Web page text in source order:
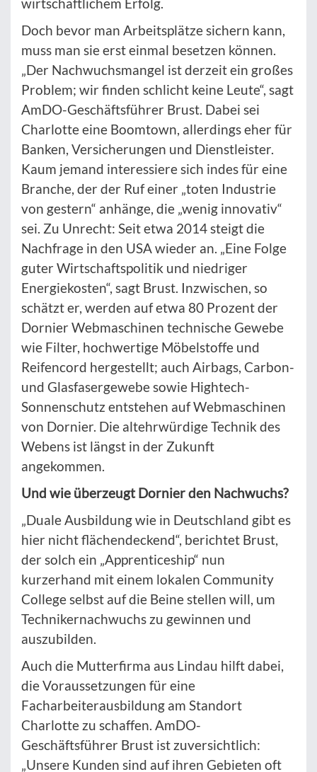
Doch bevor man Arbeitsplätze sichern kann,
muss man sie erst einmal besetzen können.
„Der Nachwuchsmangel ist derzeit ein großes
Problem; wir finden schlicht keine Leute“, sagt
AmDO-Geschäftsführer Brust. Dabei sei
Charlotte eine Boomtown, allerdings eher für
Banken, Versicherungen und Dienstleister.
Kaum jemand interessiere sich indes für eine
Branche, der der Ruf einer „toten Industrie
von gestern“ anhänge, die „wenig innovativ“
sei. Zu Unrecht: Seit etwa 2014 steigt die
Nachfrage in den USA wieder an. „Eine Folge
guter Wirtschaftspolitik und niedriger
Energiekosten“, sagt Brust. Inzwischen, so
schätzt er, werden auf etwa 80 Prozent der
Dornier Webmaschinen technische Gewebe
wie Filter, hochwertige Möbelstoffe und
Reifencord hergestellt; auch Airbags, Carbon-
und Glasfasergewebe sowie Hightech-
Sonnenschutz entstehen auf Webmaschinen
von Dornier. Die altehrwürdige Technik des
Webens ist längst in der Zukunft
angekommen.
Und wie überzeugt Dornier den Nachwuchs?
„Duale Ausbildung wie in Deutschland gibt es
hier nicht flächendeckend“, berichtet Brust,
der solch ein „Apprenticeship“ nun
kurzerhand mit einem lokalen Community
College selbst auf die Beine stellen will, um
Technikernachwuchs zu gewinnen und
auszubilden.
Auch die Mutterfirma aus Lindau hilft dabei,
die Voraussetzungen für eine
Facharbeiterausbildung am Standort
Charlotte zu schaffen. AmDO-
Geschäftsführer Brust ist zuversichtlich:
„Unsere Kunden sind auf ihren Gebieten oft